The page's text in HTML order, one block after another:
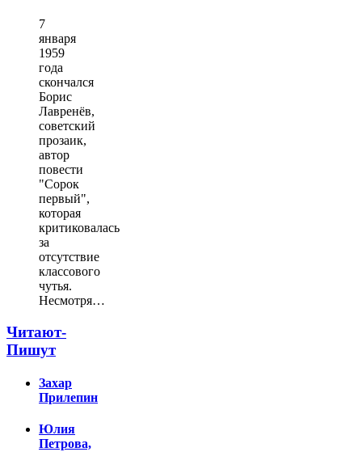
7
января
1959
года
скончался
Борис
Лавренёв,
советский
прозаик,
автор
повести
"Сорок
первый",
которая
критиковалась
за
отсутствие
классового
чутья.
Несмотря…
Читают-
Пишут
Захар
Прилепин
Юлия
Петрова,